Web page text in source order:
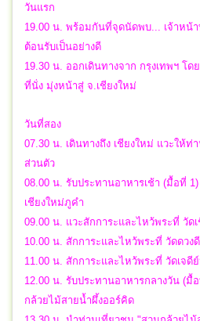
วันแรก
19.00 น. พร้อมกันที่จุดนัดพบ... เจ้าหน้า
ต้อนรับเป็นอย่างดี
19.30 น. ออกเดินทางจาก กรุงเทพฯ โ
ที่นั่ง มุ่งหน้าสู่ จ.เชียงใหม่
วันที่สอง
07.30 น. เดินทางถึง เชียงใหม่ แวะให้ท่
ส่วนตัว
08.00 น. รับประทานอาหารเช้า (มื้อที่
เชียงใหม่ภูคำ
09.00 น. แวะสักการะและไหว้พระที่ วัด
10.00 น. สักการะและไหว้พระที่ วัดดวงดี
11.00 น. สักการะและไหว้พระที่ วัดเจดี
12.00 น. รับประทานอาหารกลางวัน (มื้
กล้วยไม้สายน้ำผึ้งออร์คิด